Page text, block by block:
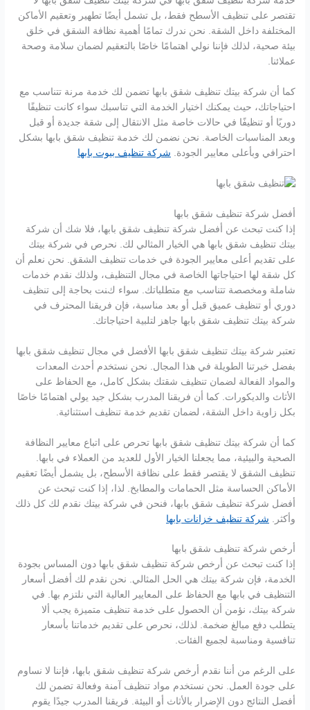
تقتصر على تنظيف الأسطح فقط، بل تشمل أيضًا تطهير وتعقيم الأماكن
المختلفة داخل الشقة. نحن ندرك تمامًا أهمية نظافة الشقق في خلق
بيئة صحية، لذلك فإننا نولي اهتمامًا خاصًا بالتعقيم لضمان سلامة وصحة
عملائنا.
كما أن شركة بيتك تنظيف شقق بابها تضمن لك خدمة مرنة تتناسب مع
احتياجاتك، حيث يمكنك اختيار الخدمة التي تناسبك سواء كانت تنظيفًا
دوريًا أو تنظيفًا في حالات خاصة مثل الانتقال إلى شقة جديدة أو قبل
وبعد المناسبات الخاصة. نحن نضمن لك خدمة تنظيف شقق بابها بشكل
احترافي وبأعلى معايير الجودة. شركة تنظيف بيوت بابها
أفضل شركة تنظيف شقق بابها
إذا كنت تبحث عن أفضل شركة تنظيف شقق بابها، فلا شك أن شركة
بيتك تنظيف شقق بابها هي الخيار المثالي لك. نحرص في شركة بيتك
على تقديم أعلى معايير الجودة في خدمات تنظيف الشقق. نحن نعلم أن
كل شقة لها احتياجاتها الخاصة في مجال التنظيف، ولذلك نقدم خدمات
شاملة ومخصصة تتناسب مع متطلباتك. سواء كنت بحاجة إلى تنظيف
دوري أو تنظيف عميق قبل أو بعد مناسبة، فإن فريقنا المحترف في
شركة بيتك تنظيف شقق بابها جاهز لتلبية احتياجاتك.
تعتبر شركة بيتك تنظيف شقق بابها الأفضل في مجال تنظيف شقق بابها
بفضل خبرتنا الطويلة في هذا المجال. نحن نستخدم أحدث المعدات
والمواد الفعالة لضمان تنظيف شقتك بشكل كامل، مع الحفاظ على
الأثاث والديكورات. كما أن فريقنا المدرب بشكل جيد يولي اهتمامًا خاصًا
بكل زاوية داخل الشقة، لضمان تقديم خدمة تنظيف استثنائية.
كما أن شركة بيتك تنظيف شقق بابها تحرص على اتباع معايير النظافة
الصحية والبيئية، مما يجعلنا الخيار الأول للعديد من العملاء في بابها.
تنظيف الشقق لا يقتصر فقط على نظافة الأسطح، بل يشمل أيضًا تعقيم
الأماكن الحساسة مثل الحمامات والمطابخ. لذا، إذا كنت تبحث عن
أفضل شركة تنظيف شقق بابها، فنحن في شركة بيتك نقدم لك كل ذلك
وأكثر. شركة تنظيف خزانات بابها
أرخص شركة تنظيف شقق بابها
إذا كنت تبحث عن أرخص شركة تنظيف شقق بابها دون المساس بجودة
الخدمة، فإن شركة بيتك هي الحل المثالي. نحن نقدم لك أفضل أسعار
التنظيف في بابها مع الحفاظ على المعايير العالية التي نلتزم بها. في
شركة بيتك، نؤمن أن الحصول على خدمة تنظيف متميزة يجب ألا
يتطلب دفع مبالغ ضخمة. لذلك، نحرص على تقديم خدماتنا بأسعار
تنافسية ومناسبة لجميع الفئات.
على الرغم من أننا نقدم أرخص شركة تنظيف شقق بابها، فإننا لا نساوم
على جودة العمل. نحن نستخدم مواد تنظيف آمنة وفعالة تضمن لك
أفضل النتائج دون الإضرار بالأثاث أو البيئة. فريقنا المدرب جيدًا يقوم